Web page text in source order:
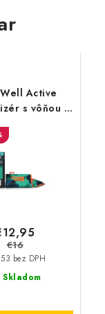
Active
s vôňou -
Green
Skladom
bez DPH
€16